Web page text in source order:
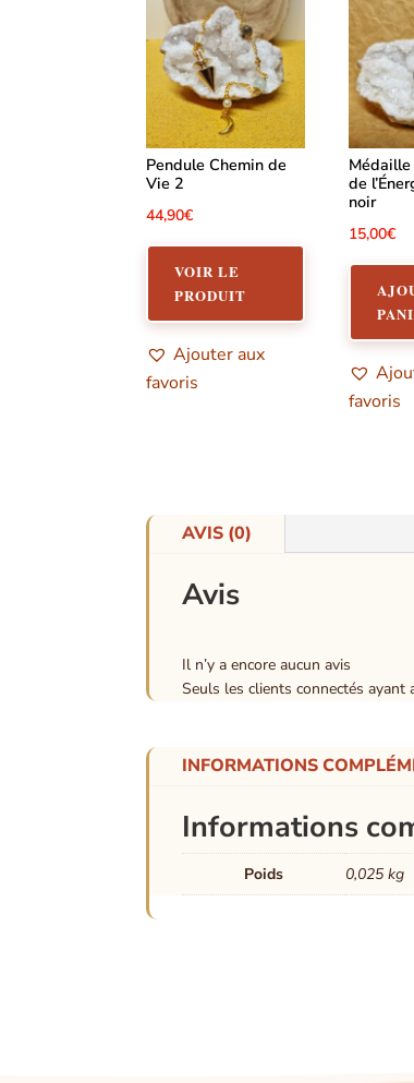
Pendule Chemin de
Vie 2
44,90€
VOIR LE
PRODUIT
Ajouter aux
favoris
de
noir
15,00€
favoris
AVIS (0)
Avis
Il n’y a encore aucun avis
Seuls les clients connectés
INFORMATIONS
Informations
Poids 0,025 kg